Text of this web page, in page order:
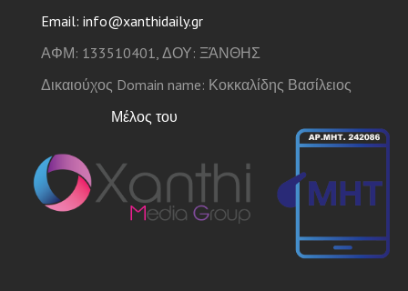
Email: info@xanthidaily.gr
ΑΦΜ: 133510401, ΔΟΥ: ΞΆΝΘΗΣ
Δικαιούχος Domain name: Κοκκαλίδης Βασίλειος
Μέλος του